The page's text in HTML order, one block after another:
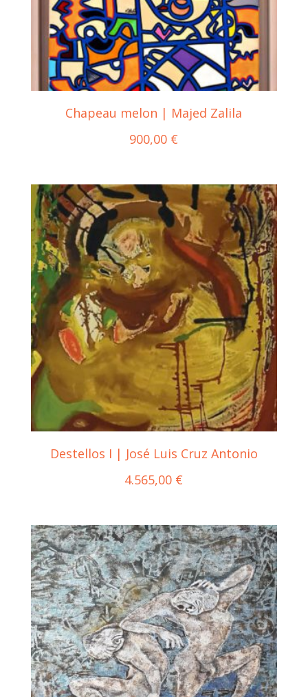
Chapeau melon | Majed Zalila
900,00 €
Destellos I | José Luis Cruz Antonio
4.565,00 €